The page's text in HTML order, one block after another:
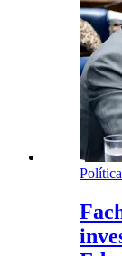
Política